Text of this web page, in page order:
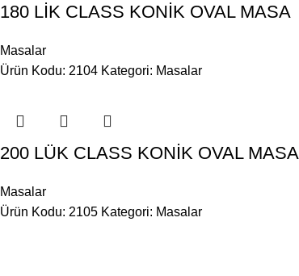
180 LİK CLASS KONİK OVAL MASA
Masalar
Ürün Kodu: 2104 Kategori: Masalar
200 LÜK CLASS KONİK OVAL MASA
Masalar
Ürün Kodu: 2105 Kategori: Masalar